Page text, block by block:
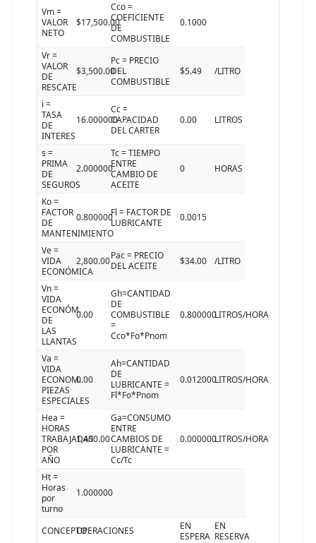
Vm =
VALOR
NETO
$17,500.00
Cco =
COEFICIENTE
DE
COMBUSTIBLE
0.1000
Vr =
VALOR
DE
RESCATE
$3,500.00
Pc = PRECIO
DEL
COMBUSTIBLE
$5.49 /LITRO
i =
TASA
DE
INTERES
16.000000
Cc =
CAPACIDAD
DEL CARTER
0.00 LITROS
s =
PRIMA
DE
SEGUROS
2.000000
Tc = TIEMPO
ENTRE
CAMBIO DE
ACEITE
0 HORAS
Ko =
FACTOR
DE
MANTENIMIENTO
0.800000Fl = FACTOR DE
LUBRICANTE
0.0015
Ve =
VIDA
ECONÓMICA
2,800.00Pac = PRECIO
DEL ACEITE
$34.00 /LITRO
Vn =
VIDA
ECONÓM.
DE
LAS
LLANTAS
0.00
Gh=CANTIDAD
DE
COMBUSTIBLE
=
Cco*Fo*Pnom
0.800000LITROS/HORA
Va =
VIDA
ECONOM.
PIEZAS
ESPECIALES
0.00
Ah=CANTIDAD
DE
LUBRICANTE =
Fl*Fo*Pnom
0.012000LITROS/HORA
Hea =
HORAS
TRABAJADAS
POR
AÑO
1,400.00
Ga=CONSUMO
ENTRE
CAMBIOS DE
LUBRICANTE =
Cc/Tc
0.000000LITROS/HORA
Ht =
Horas
por
turno
1.000000
CONCEPTOOPERACIONES
EN
ESPERA
EN
RESERVA